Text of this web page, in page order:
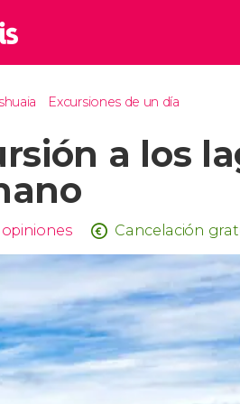
Reino
Turquía
Excursiones de un día
a los
opiniones Cancelación